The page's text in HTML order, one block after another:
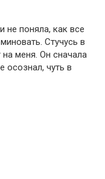
поняла, как все
Стучусь в
меня. Он сначала
осознал, чуть в